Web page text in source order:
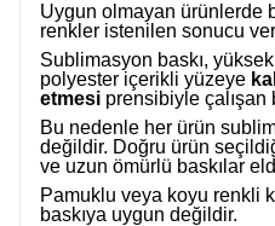
Uygun olmayan ürünlerde
renkler istenilen sonucu
Sublimasyon baskı,
polyester içerikli yüzeye
etmesi prensibiyle çalışan
Bu nedenle her ürün
değildir. Doğru ürün
ve uzun ömürlü baskılar
Pamuklu veya koyu renkli
baskıya uygun değildir.